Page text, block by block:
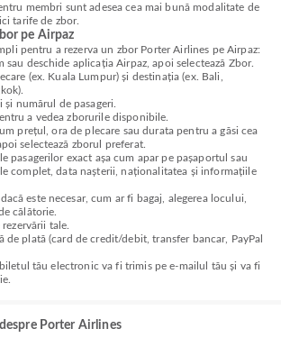
membri sunt adesea cea mai bună modalitate de
tarife de zbor.
pe Airpaz
pentru a rezerva un zbor Porter Airlines pe Airpaz:
sau deschide aplicația Airpaz, apoi selectează Zbor.
(ex. Kuala Lumpur) și destinația (ex. Bali,
numărul de pasageri.
a vedea zborurile disponibile.
prețul, ora de plecare sau durata pentru a găsi cea
selectează zborul preferat.
pasagerilor exact așa cum apar pe pașaportul sau
complet, data nașterii, naționalitatea și informațiile
este necesar, cum ar fi bagaj, alegerea locului,
călătorie.
tale.
de plată (card de credit/debit, transfer bancar, PayPal
tău electronic va fi trimis pe e-mailul tău și va fi
Porter Airlines